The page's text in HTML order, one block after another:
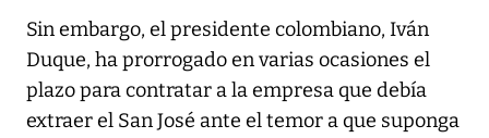
Sin embargo, el presidente colombiano, Iván
Duque, ha prorrogado en varias ocasiones el
plazo para contratar a la empresa que debía
extraer el San José ante el temor a que suponga